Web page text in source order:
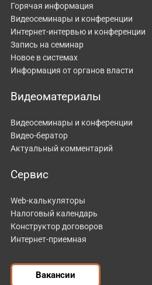
Горячая информация
Видеосеминары и конференции
Интернет-интервью и конференции
Запись на семинар
Новое в системах
Информация от органов власти
Видеоматериалы
Видеосеминары и конференции
Видео-бератор
Актуальный комментарий
Сервис
Web-калькуляторы
Налоговый календарь
Конструктор договоров
Интернет-приемная
Вакансии